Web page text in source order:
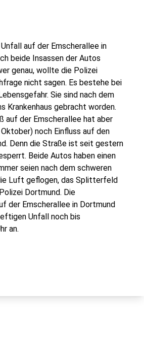
auf der Emscherallee in
beide Insassen der Autos
genau, wollte die Polizei
nicht sagen. Es bestehe bei
Sie sind nach dem
Krankenhaus gebracht worden.
auf der Emscherallee hat aber
noch Einfluss auf den
Denn die Straße ist seit gestern
Beide Autos haben einen
seien nach dem schweren
Luft geflogen, das Splitterfeld
Dortmund. Die
der Emscherallee in Dortmund
Unfall noch bis
an.